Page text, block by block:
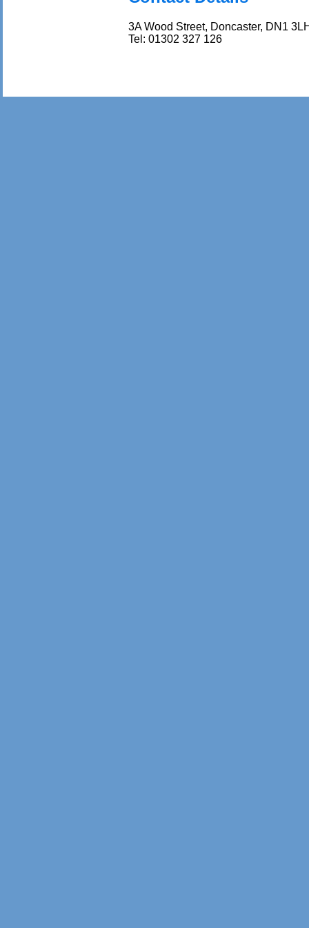
3A Wood Street, Doncaster, DN1
Tel: 01302 327 126